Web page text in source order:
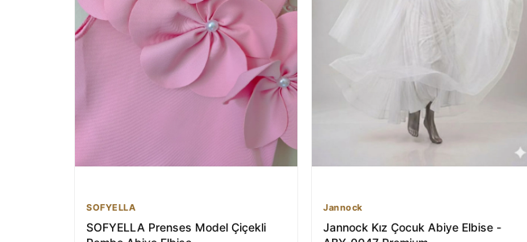
SOFYELLA
SOFYELLA Prenses Model Çiçekli
Jannock
Jannock Kız Çocuk Abiye Elbise -